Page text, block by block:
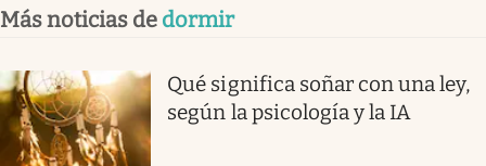
Más noticias de dormir
Qué significa soñar con una ley,
según la psicología y la IA